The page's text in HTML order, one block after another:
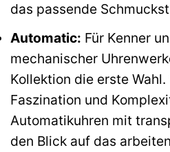
das passende
Automatic: Für Kenner
mechanischer
Kollektion die erste
Faszination und
Automatikuhren mit
den Blick auf das